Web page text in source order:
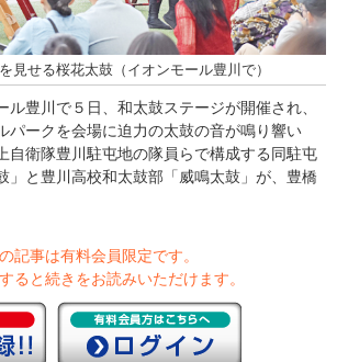
見せる桜花太鼓（イオンモール豊川で）
豊川で５日、和太鼓ステージが開催され、
パークを会場に迫力の太鼓の音が鳴り響い
衛隊豊川駐屯地の隊員らで構成する同駐屯
」と豊川高校和太鼓部「威鳴太鼓」が、豊橋
記事は有料会員限定です。
ると続きをお読みいただけます。